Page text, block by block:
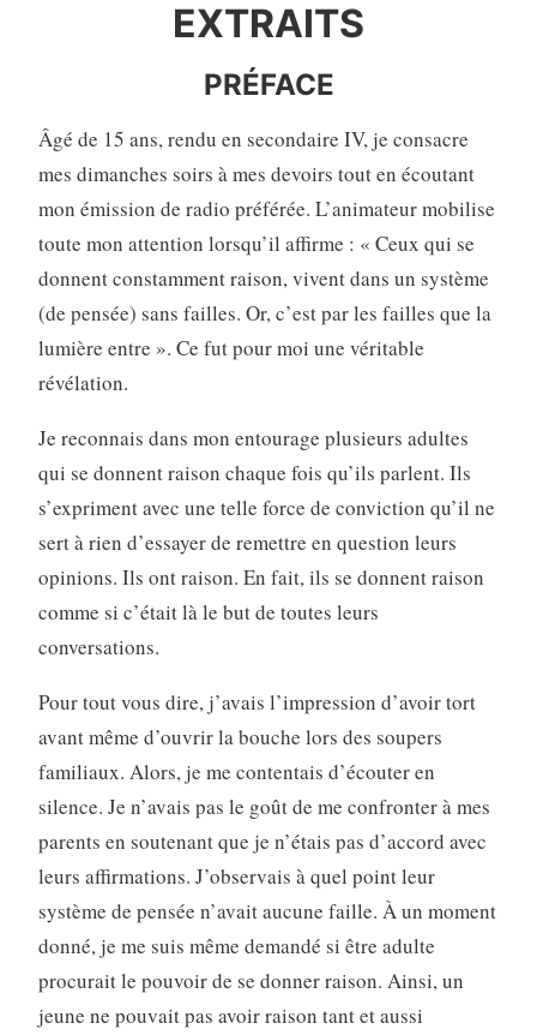
EXTRAITS
PRÉFACE
Âgé de 15 ans, rendu en secondaire IV, je consacre
mes dimanches soirs à mes devoirs tout en écoutant
mon émission de radio préférée. L’animateur mobilise
toute mon attention lorsqu’il affirme : « Ceux qui se
donnent constamment raison, vivent dans un système
(de pensée) sans failles. Or, c’est par les failles que la
lumière entre ». Ce fut pour moi une véritable
révélation.
Je reconnais dans mon entourage plusieurs adultes
qui se donnent raison chaque fois qu’ils parlent. Ils
s’expriment avec une telle force de conviction qu’il ne
sert à rien d’essayer de remettre en question leurs
opinions. Ils ont raison. En fait, ils se donnent raison
comme si c’était là le but de toutes leurs
conversations.
Pour tout vous dire, j’avais l’impression d’avoir tort
avant même d’ouvrir la bouche lors des soupers
familiaux. Alors, je me contentais d’écouter en
silence. Je n’avais pas le goût de me confronter à mes
parents en soutenant que je n’étais pas d’accord avec
leurs affirmations. J’observais à quel point leur
système de pensée n’avait aucune faille. À un moment
donné, je me suis même demandé si être adulte
procurait le pouvoir de se donner raison. Ainsi, un
jeune ne pouvait pas avoir raison tant et aussi